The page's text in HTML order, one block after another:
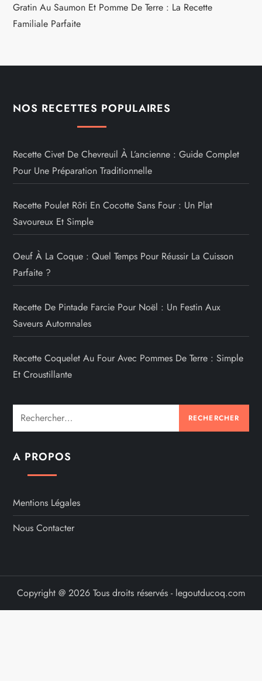
Gratin Au Saumon Et Pomme De Terre : La Recette
Familiale Parfaite
NOS RECETTES POPULAIRES
Recette Civet De Chevreuil À L’ancienne : Guide Complet
Pour Une Préparation Traditionnelle
Recette Poulet Rôti En Cocotte Sans Four : Un Plat
Savoureux Et Simple
Oeuf À La Coque : Quel Temps Pour Réussir La Cuisson
Parfaite ?
Recette De Pintade Farcie Pour Noël : Un Festin Aux
Saveurs Automnales
Recette Coquelet Au Four Avec Pommes De Terre : Simple
Et Croustillante
Rechercher :
A PROPOS
Mentions Légales
Nous Contacter
Copyright @ 2026 Tous droits réservés - legoutducoq.com